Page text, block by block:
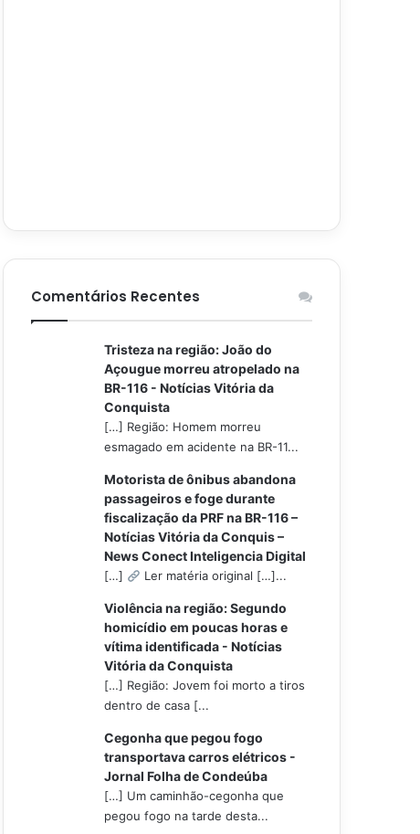
Comentários Recentes
Tristeza na região: João do
Açougue morreu atropelado na
BR-116 - Notícias Vitória da
Conquista
[…] Região: Homem morreu
esmagado em acidente na BR-11...
Motorista de ônibus abandona
passageiros e foge durante
fiscalização da PRF na BR-116 –
Notícias Vitória da Conquis –
News Conect Inteligencia Digital
[…] Ler matéria original […]...
Violência na região: Segundo
homicídio em poucas horas e
vítima identificada - Notícias
Vitória da Conquista
[…] Região: Jovem foi morto a tiros
dentro de casa [...
Cegonha que pegou fogo
transportava carros elétricos -
Jornal Folha de Condeúba
[…] Um caminhão-cegonha que
pegou fogo na tarde desta...